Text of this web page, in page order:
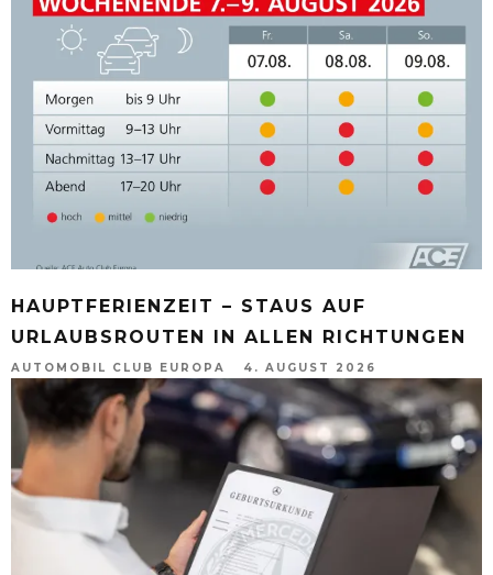
HAUPTFERIENZEIT – STAUS AUF
URLAUBSROUTEN IN ALLEN RICHTUNGEN
AUTOMOBIL CLUB EUROPA 4. AUGUST 2026